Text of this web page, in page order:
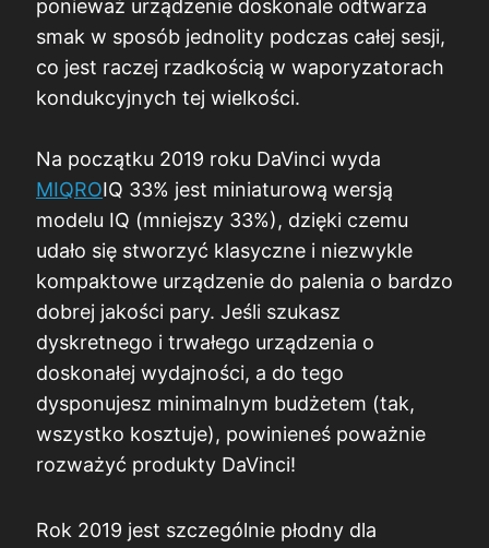
ponieważ urządzenie doskonale odtwarza
smak w sposób jednolity podczas całej sesji,
co jest raczej rzadkością w waporyzatorach
kondukcyjnych tej wielkości.
Na początku 2019 roku DaVinci wyda
MIQROIQ 33% jest miniaturową wersją
modelu IQ (mniejszy 33%), dzięki czemu
udało się stworzyć klasyczne i niezwykle
kompaktowe urządzenie do palenia o bardzo
dobrej jakości pary. Jeśli szukasz
dyskretnego i trwałego urządzenia o
doskonałej wydajności, a do tego
dysponujesz minimalnym budżetem (tak,
wszystko kosztuje), powinieneś poważnie
rozważyć produkty DaVinci!
Rok 2019 jest szczególnie płodny dla